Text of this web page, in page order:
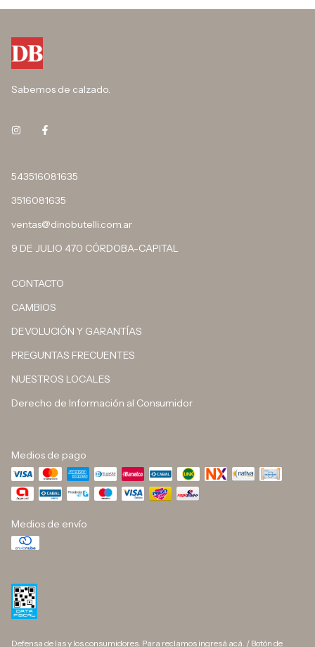
Sabemos de calzado.
543516081635
3516081635
ventas@dinobutelli.com.ar
9 DE JULIO 470 CÓRDOBA-CAPITAL
CONTACTO
CAMBIOS
DEVOLUCIÓN Y GARANTÍAS
PREGUNTAS FRECUENTES
NUESTROS LOCALES
Derecho de Información al Consumidor
Medios de pago
Medios de envío
Defensa de las y los consumidores. Para reclamos ingresá acá. / Botón de